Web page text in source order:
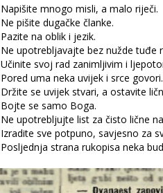
Na­pišite mnogo misli, a malo riječi.
Ne pi­šite dugačke članke.
Pazite na oblik i jezik.
Ne upotrebljavajte bez nužde tuđe
Učinite svoj rad zanimljivim i
Pored uma neka uvijek i srce govori.
Držite se uvijek stvari, a ostavite
Bojte se samo Boga.
Ne upotrebljujte list za čisto lične
Izradite sve potpuno, savjesno za
Posljednja strana rukopisa neka